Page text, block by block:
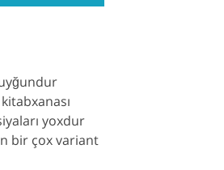
yoxdur
bir çox variant